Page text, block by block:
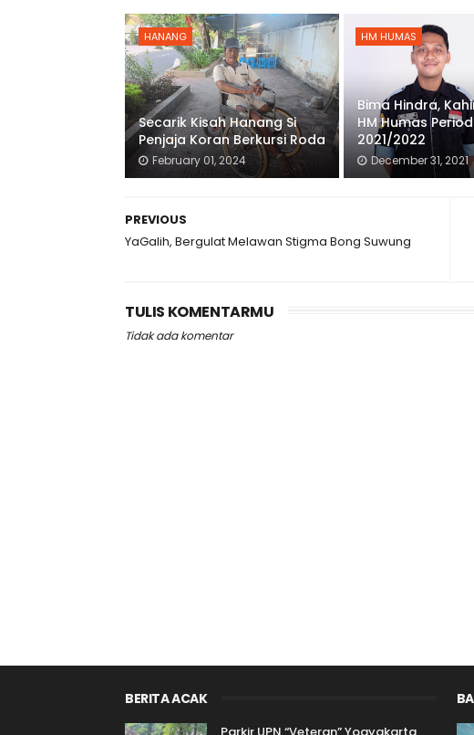
HANANG
Secarik Kisah Hanang Si
Penjaja Koran Berkursi Roda
February 01, 2024
HM HUMAS
Bima Hindra,
HM Humas
2021/2022
December 31, 2021
PREVIOUS
YaGalih, Bergulat Melawan Stigma Bong Suwung
TULIS KOMENTARMU
Tidak ada komentar
BERITA ACAK